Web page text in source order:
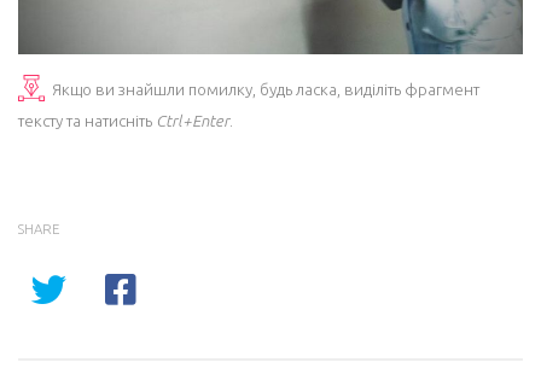
Якщо ви знайшли помилку, будь ласка, виділіть фрагмент
тексту та натисніть Ctrl+Enter.
SHARE